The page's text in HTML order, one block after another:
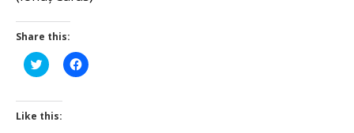
Share this:
Click
to
Twitter
(Opens
in
Click
to
Like this: